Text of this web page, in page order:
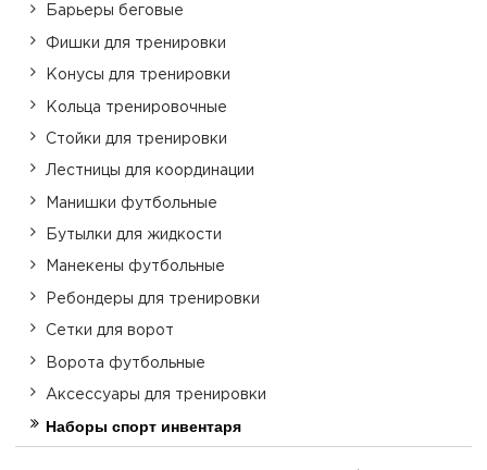
Барьеры беговые
Фишки для тренировки
Конусы для тренировки
Кольца тренировочные
Стойки для тренировки
Лестницы для координации
Манишки футбольные
Бутылки для жидкости
Манекены футбольные
Ребондеры для тренировки
Сетки для ворот
Ворота футбольные
Аксессуары для тренировки
Наборы спорт инвентаря